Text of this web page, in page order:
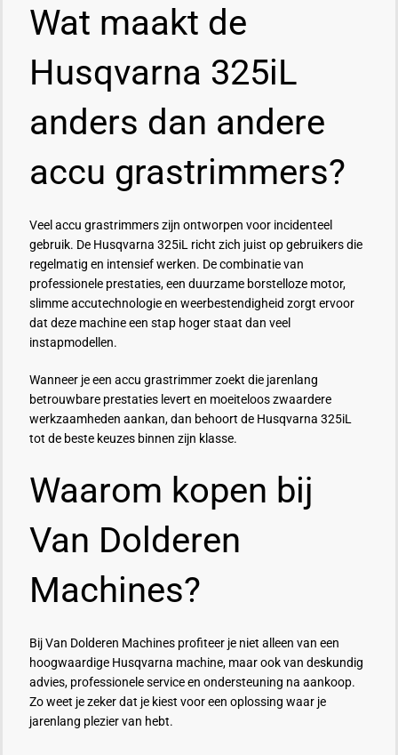
Wat maakt de
Husqvarna 325iL
anders dan andere
accu grastrimmers?
Veel accu grastrimmers zijn ontworpen voor incidenteel
gebruik. De Husqvarna 325iL richt zich juist op gebruikers die
regelmatig en intensief werken. De combinatie van
professionele prestaties, een duurzame borstelloze motor,
slimme accutechnologie en weerbestendigheid zorgt ervoor
dat deze machine een stap hoger staat dan veel
instapmodellen.
Wanneer je een accu grastrimmer zoekt die jarenlang
betrouwbare prestaties levert en moeiteloos zwaardere
werkzaamheden aankan, dan behoort de Husqvarna 325iL
tot de beste keuzes binnen zijn klasse.
Waarom kopen bij
Van Dolderen
Machines?
Bij Van Dolderen Machines profiteer je niet alleen van een
hoogwaardige Husqvarna machine, maar ook van deskundig
advies, professionele service en ondersteuning na aankoop.
Zo weet je zeker dat je kiest voor een oplossing waar je
jarenlang plezier van hebt.